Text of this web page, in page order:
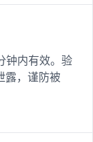
钟内有效。验
露，谨防被